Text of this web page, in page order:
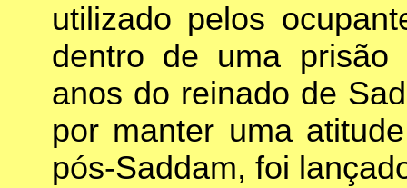
utilizado pelos
dentro de uma prisão
anos do reinado de
por manter uma
pós-Saddam, foi